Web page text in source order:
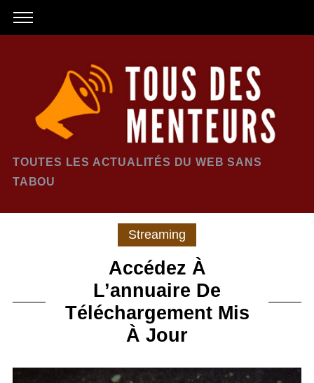
TOUTES LES ACTUALITÉS DU WEB SANS
TABOU
Streaming
Accédez À
L’annuaire De
Téléchargement Mis
À Jour